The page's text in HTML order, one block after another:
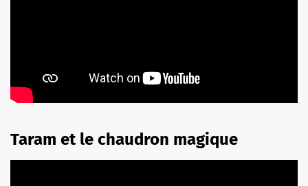
Taram et le chaudron magique